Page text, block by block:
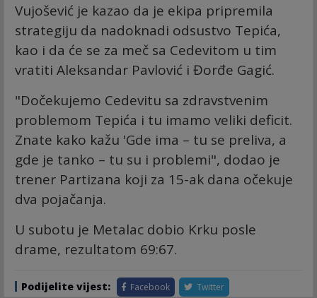
Vujošević je kazao da je ekipa pripremila
strategiju da nadoknadi odsustvo Tepića,
kao i da će se za meč sa Cedevitom u tim
vratiti Aleksandar Pavlović i Đorđe Gagić.
"Dočekujemo Cedevitu sa zdravstvenim
problemom Tepića i tu imamo veliki deficit.
Znate kako kažu 'Gde ima – tu se preliva, a
gde je tanko – tu su i problemi", dodao je
trener Partizana koji za 15-ak dana očekuje
dva pojačanja.
U subotu je Metalac dobio Krku posle
drame, rezultatom 69:67.
Podijelite vijest: Facebook Twitter